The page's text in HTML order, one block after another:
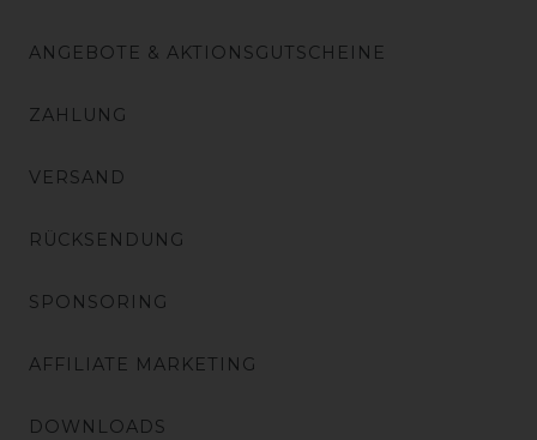
ANGEBOTE & AKTIONSGUTSCHEINE
ZAHLUNG
VERSAND
RÜCKSENDUNG
SPONSORING
AFFILIATE MARKETING
DOWNLOADS